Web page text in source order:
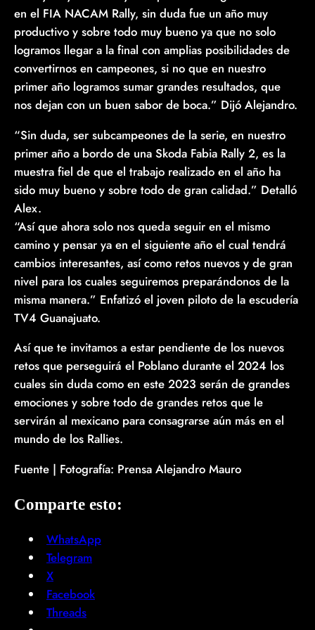
en el FIA NACAM Rally, sin duda fue un año muy
productivo y sobre todo muy bueno ya que no solo
logramos llegar a la final con amplias posibilidades de
convertirnos en campeones, si no que en nuestro
primer año logramos sumar grandes resultados, que
nos dejan con un buen sabor de boca.” Dijó Alejandro.
“Sin duda, ser subcampeones de la serie, en nuestro
primer año a bordo de una Skoda Fabia Rally 2, es la
muestra fiel de que el trabajo realizado en el año ha
sido muy bueno y sobre todo de gran calidad.” Detalló
Alex.
“Así que ahora solo nos queda seguir en el mismo
camino y pensar ya en el siguiente año el cual tendrá
cambios interesantes, así como retos nuevos y de gran
nivel para los cuales seguiremos preparándonos de la
misma manera.” Enfatizó el joven piloto de la escudería
TV4 Guanajuato.
Así que te invitamos a estar pendiente de los nuevos
retos que perseguirá el Poblano durante el 2024 los
cuales sin duda como en este 2023 serán de grandes
emociones y sobre todo de grandes retos que le
servirán al mexicano para consagrarse aún más en el
mundo de los Rallies.
Fuente | Fotografía: Prensa Alejandro Mauro
Comparte esto:
WhatsApp
Telegram
X
Facebook
Threads